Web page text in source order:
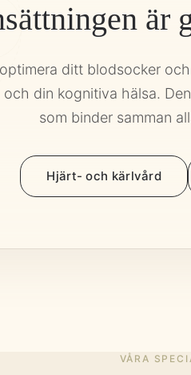
är
ditt blodsocker
din kognitiva hälsa.
som binder samman
Hjärt- och kärlvård
VÅRA